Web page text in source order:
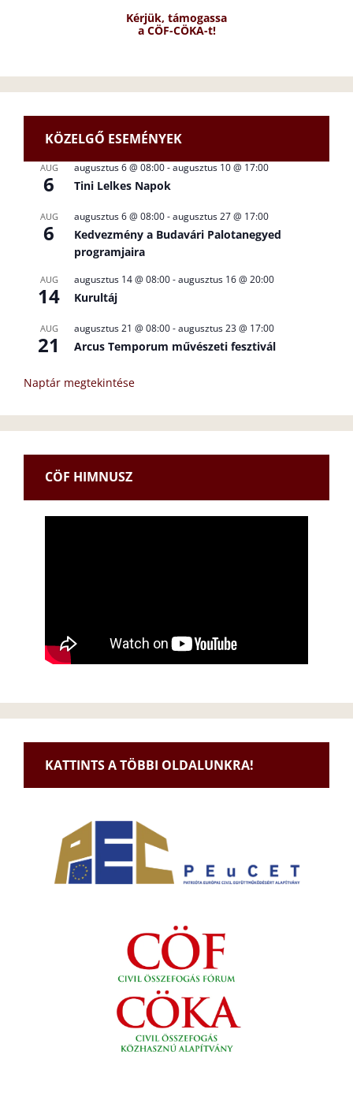
Kérjük, támogassa
a CÖF-CÖKA-t!
KÖZELGŐ ESEMÉNYEK
AUG
6
augusztus 6 @ 08:00-augusztus 10 @ 17:00
Tini Lelkes Napok
AUG
6
augusztus 6 @ 08:00-augusztus 27 @ 17:00
Kedvezmény a Budavári Palotanegyed
programjaira
AUG
14
augusztus 14 @ 08:00-augusztus 16 @ 20:00
Kurultáj
AUG
21
augusztus 21 @ 08:00-augusztus 23 @ 17:00
Arcus Temporum művészeti fesztivál
Naptár megtekintése
CÖF HIMNUSZ
KATTINTS A TÖBBI OLDALUNKRA!